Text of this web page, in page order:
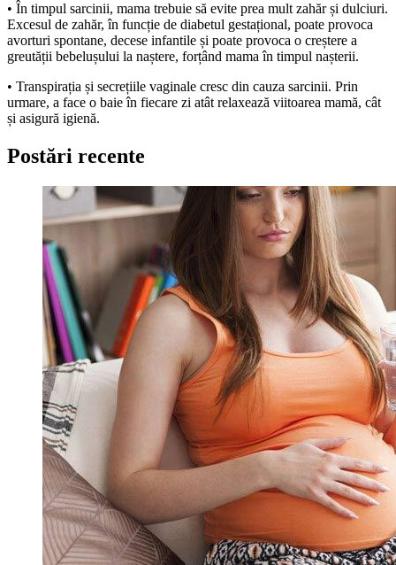
• În timpul sarcinii, mama trebuie să evite prea mult zahăr și dulciuri.
Excesul de zahăr, în funcție de diabetul gestațional, poate provoca
avorturi spontane, decese infantile și poate provoca o creștere a
greutății bebelușului la naștere, forțând mama în timpul nașterii.
• Transpirația și secrețiile vaginale cresc din cauza sarcinii. Prin
urmare, a face o baie în fiecare zi atât relaxează viitoarea mamă, cât
și asigură igienă.
Postări recente